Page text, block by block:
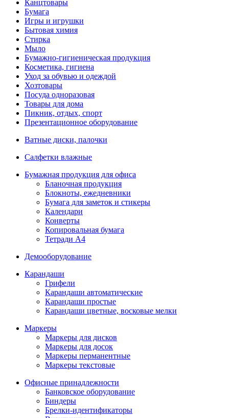
Канцтовары
Бумага
Игры и игрушки
Бытовая химия
Стирка
Мыло
Бумажно-гигиеническая продукция
Косметика, гигиена
Уход за обувью и одеждой
Хозтовары
Посуда одноразовая
Товары для дома
Пикник, отдых, спорт
Презентационное оборудование
Ватные диски, палочки
Салфетки влажные
Бумажная продукция для офиса
Бланочная продукция
Блокноты, ежедневники
Бумага для заметок и стикеры
Календари
Конверты
Копировальная бумага
Тетради А4
Демооборудование
Карандаши
Грифели
Карандаши автоматические
Карандаши простые
Карандаши цветные, восковые мелки
Маркеры
Маркеры для дисков
Маркеры для досок
Маркеры перманентные
Маркеры текстовые
Офисные принадлежности
Банковское оборудование
Биндеры
Брелки-идентификаторы